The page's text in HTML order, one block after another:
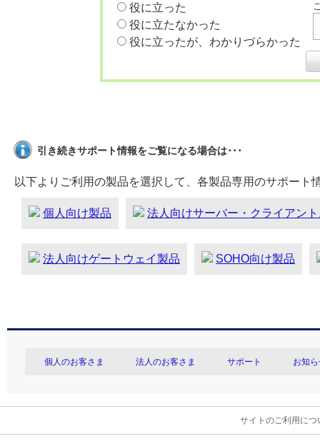
役に立った
役に立たなかった
役に立ったが、わかりづらかった
引き続きサポート情報をご覧になる場合は･･･
以下よりご利用の製品を選択して、各製品専用のサポート
個人向け製品 法人向けサーバー・クライアン
法人向けゲートウェイ製品 SOHO向け製品
個人のお客さま 法人のお客さま サポート お知
サイトのご利用につ